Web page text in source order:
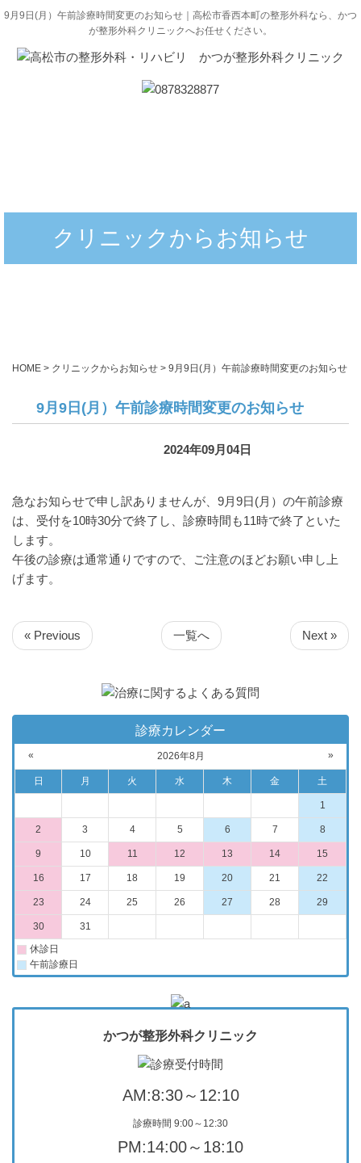
9月9日(月）午前診療時間変更のお知らせ｜高松市香西本町の整形外科なら、かつ
が整形外科クリニックへお任せください。
クリニックからお知らせ
HOME > クリニックからお知らせ > 9月9日(月）午前診療時間変更のお知らせ
9月9日(月）午前診療時間変更のお知らせ
2024年09月04日
急なお知らせで申し訳ありませんが、9月9日(月）の午前診療
は、受付を10時30分で終了し、診療時間も11時で終了といた
します。
午後の診療は通常通りですので、ご注意のほどお願い申し上
げます。
« Previous 一覧へ Next »
診療カレンダー
« 2026年8月 »
日 月 火 水 木 金 土
1
2 3 4 5 6 7 8
9 10 11 12 13 14 15
16 17 18 19 20 21 22
23 24 25 26 27 28 29
30
31
休診日
午前診療日
かつが整形外科クリニック
AM:8:30～12:10
診療時間 9:00～12:30
PM:14:00～18:10